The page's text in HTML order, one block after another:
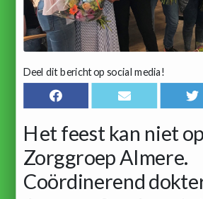
Deel dit bericht op social media!
Het feest kan niet
Zorggroep Almere.
Coördinerend